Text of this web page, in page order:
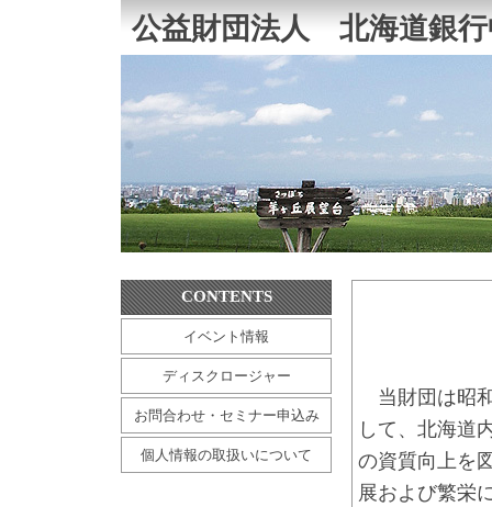
公益財団法人 北海道銀行
CONTENTS
イベント情報
ディスクロージャー
お問合わせ・セミナー申込み
個人情報の取扱いについて
当財団は昭
して、北海道
の資質向上を
展および繁栄